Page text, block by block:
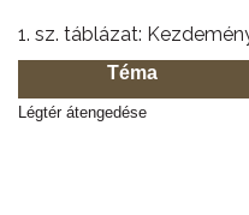
1. sz. táblázat:
Téma
Légtér átengedése